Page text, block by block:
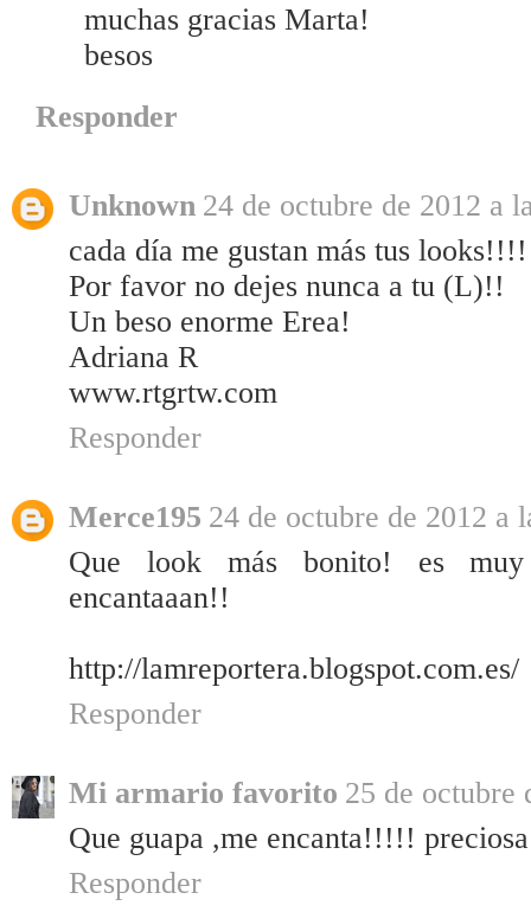
muchas gracias Marta!
besos
Responder
Unknown 24 de octubre de 2012 a
cada día me gustan más tus looks!!!!
Por favor no dejes nunca a tu (L)!!
Un beso enorme Erea!
Adriana R
www.rtgrtw.com
Responder
Merce195 24 de octubre de 2012 a
Que look más bonito! es muy
encantaaan!!
http://lamreportera.blogspot.com.es/
Responder
Mi armario favorito 25 de octubre
Que guapa ,me encanta!!!!! preciosa
Responder